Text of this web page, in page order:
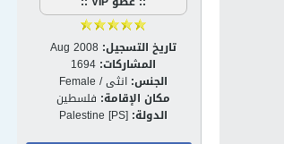
تاريخ التسجيل: Aug 2008
المشاركات: 1694
الجنس: انثى / Female
مكان الإقامة: فلسطين
الدولة: Palestine [PS]